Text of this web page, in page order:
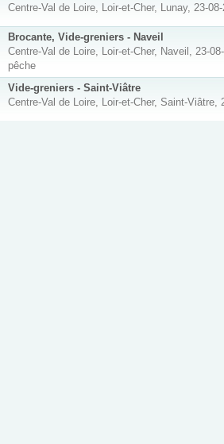
Centre-Val de Loire, Loir-et-Cher, Lunay, 23-
Brocante, Vide-greniers - Naveil
Centre-Val de Loire, Loir-et-Cher, Naveil, 23-
pêche
Vide-greniers - Saint-Viâtre
Centre-Val de Loire, Loir-et-Cher, Saint-Viâtre,